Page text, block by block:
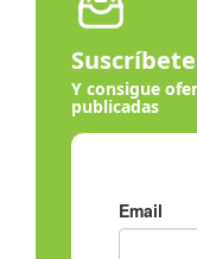
Y consigue
publicadas